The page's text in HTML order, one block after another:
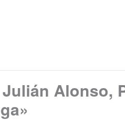
Alonso,